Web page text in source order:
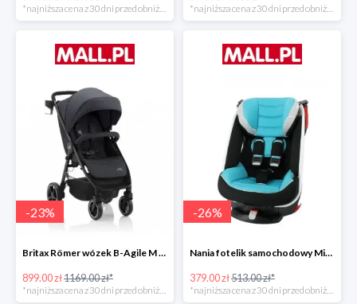
*najniższa cena z 30 dni przed obniżką *najniższa cena z 30 dni przed obniżką
-23%
Britax Römer wózek B-Agile M Black Shadow 2020 -23%
899.00 zł1169.00 zł*
*najniższa cena z 30 dni przed obniżką
-26%
Nania fotelik samochodowy Migo Saturn Premium Sky -26%
379.00 zł513.00 zł*
*najniższa cena z 30 dni przed obniżką